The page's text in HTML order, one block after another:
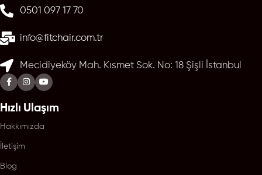
0501 097 17 70
info@fitchair.com.tr
Mecidiyeköy Mah. Kısmet Sok. No: 18 Şişli İstanbul
Hızlı Ulaşım
Hakkımızda
İletişim
Blog